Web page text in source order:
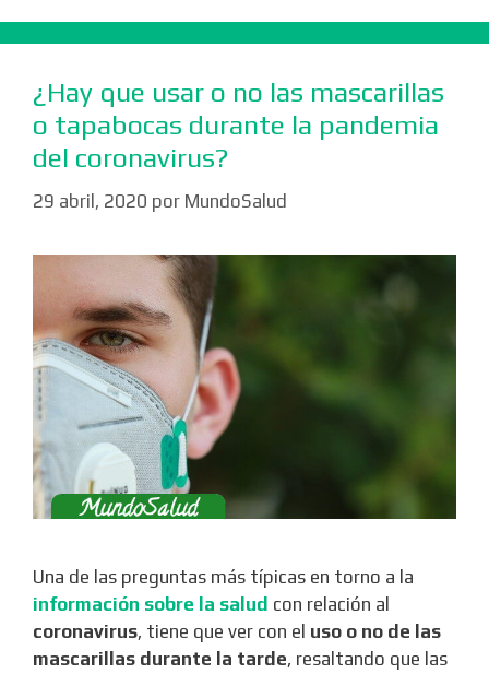
¿Hay que usar o no las mascarillas
o tapabocas durante la pandemia
del coronavirus?
29 abril, 2020 por MundoSalud
Una de las preguntas más típicas en torno a la
información sobre la salud con relación al
coronavirus, tiene que ver con el uso o no de las
mascarillas durante la tarde, resaltando que las